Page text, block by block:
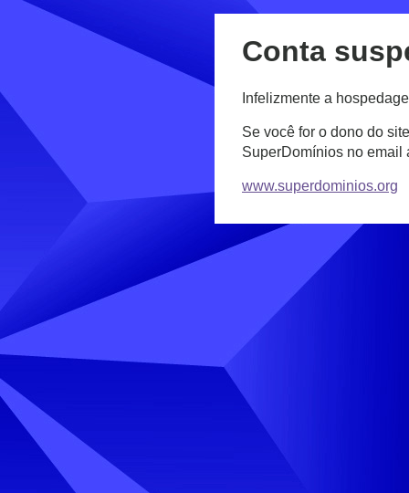
Conta
Infelizmente a
Se você for o dono do
SuperDomínios no email
www.superdominios.org